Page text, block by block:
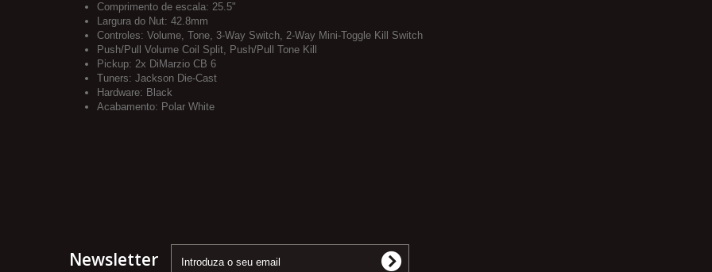
Comprimento de escala: 25.5"
Largura do Nut: 42.8mm
Controles: Volume, Tone, 3-Way Switch, 2-Way Mini-Toggle Kill Switch
Push/Pull Volume Coil Split, Push/Pull Tone Kill
Pickup: 2x DiMarzio CB 6
Tuners: Jackson Die-Cast
Hardware: Black
Acabamento: Polar White
Newsletter